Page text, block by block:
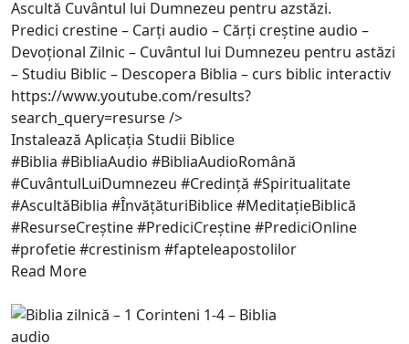
Ascultă Cuvântul lui Dumnezeu pentru azstăzi.
Predici crestine – Carți audio – Cărți creștine audio –
Devoțional Zilnic – Cuvântul lui Dumnezeu pentru astăzi
– Studiu Biblic – Descopera Biblia – curs biblic interactiv
https://www.youtube.com/results?
search_query=resurse/>
Instalează Aplicația Studii Biblice
#Biblia #BibliaAudio #BibliaAudioRomână
#CuvântulLuiDumnezeu #Credință #Spiritualitate
#AscultăBiblia #ÎnvățăturiBiblice #MeditațieBiblică
#ResurseCreștine #PrediciCreștine #PrediciOnline
#profetie #crestinism #fapteleapostolilor
Read More